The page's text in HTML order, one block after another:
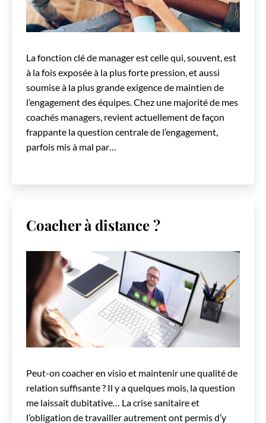
La fonction clé de manager est celle qui, souvent, est
à la fois exposée à la plus forte pression, et aussi
soumise à la plus grande exigence de maintien de
l’engagement des équipes. Chez une majorité de mes
coachés managers, revient actuellement de façon
frappante la question centrale de l’engagement,
parfois mis à mal par…
Coacher à distance ?
Peut-on coacher en visio et maintenir une qualité de
relation suffisante ? Il y a quelques mois, la question
me laissait dubitative… La crise sanitaire et
l’obligation de travailler autrement ont permis d’y